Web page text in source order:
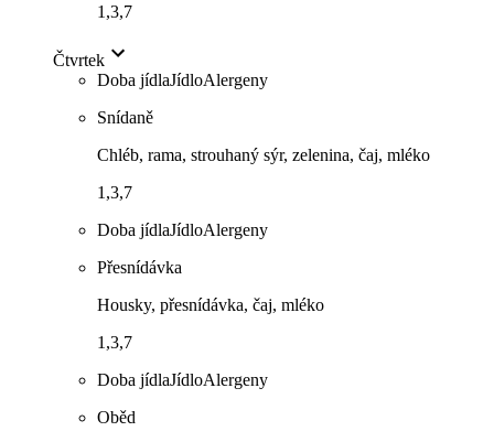
1,3,7
Čtvrtek
Doba jídlaJídloAlergeny
Snídaně
Chléb, rama, strouhaný sýr, zelenina, čaj, mléko
1,3,7
Doba jídlaJídloAlergeny
Přesnídávka
Housky, přesnídávka, čaj, mléko
1,3,7
Doba jídlaJídloAlergeny
Oběd